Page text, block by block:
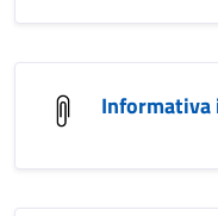
Informativa